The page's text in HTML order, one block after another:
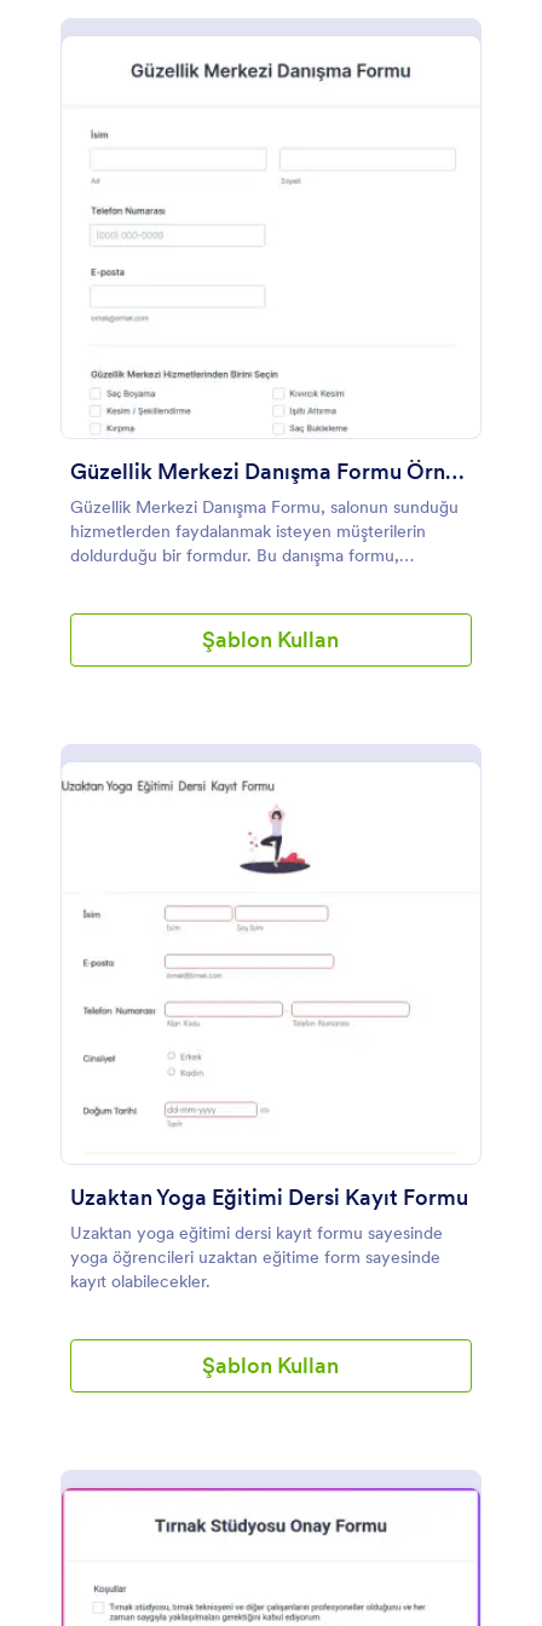
Güzellik Merkezi Danışma Formu Örneği
Güzellik Merkezi Danışma Formu, salonun sunduğu
hizmetlerden faydalanmak isteyen müşterilerin
doldurduğu bir formdur. Bu danışma formu,
karışıklığını giderdiği için oldukça yardımcı bir
formdur. Bu Güzellik Merkezi Danışma Formu
oluşur. Bu form şablonu müşterinin randevunun
Randevu aracını kullanmaktadır. Bu araç aynı
zamanda, form sahibinin limiti arttırmadığı müddetçe
müşterilerin aynı zaman dilimini seçmesini
engelleyen müsaitlik fonksiyonunu kullanmaktadır.
Oluşturucu sayesinde üste ekleyerek formu
Şablon Kullan
Uzaktan Yoga Eğitimi Dersi Kayıt Formu
Uzaktan yoga eğitimi dersi kayıt formu sayesinde
yoga öğrencileri uzaktan eğitime form sayesinde
kayıt olabilecekler.
Şablon Kullan